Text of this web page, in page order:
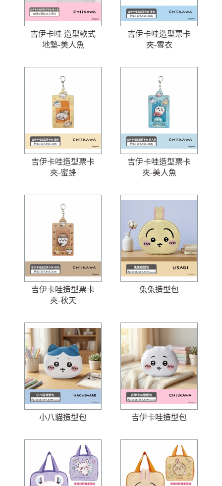
吉伊卡哇 造型軟式
地墊-美人魚
吉伊卡哇造型票卡
夾-雪衣
吉伊卡哇造型票卡
夾-蜜蜂
吉伊卡哇造型票卡
夾-美人魚
吉伊卡哇造型票卡
夾-秋天
兔兔造型包
小八貓造型包 吉伊卡哇造型包